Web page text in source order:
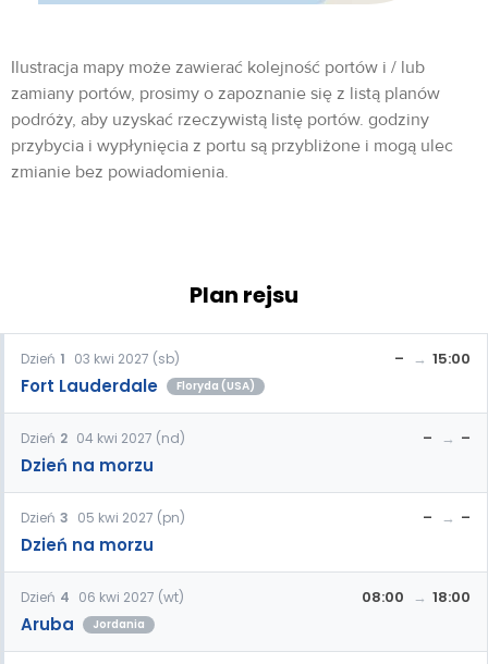
Ilustracja mapy może zawierać kolejność portów i / lub
zamiany portów, prosimy o zapoznanie się z listą planów
podróży, aby uzyskać rzeczywistą listę portów. godziny
przybycia i wypłynięcia z portu są przybliżone i mogą ulec
zmianie bez powiadomienia.
Plan rejsu
Dzień 1 03 kwi 2027 (sb)
Fort Lauderdale Floryda (USA)
– 15:00
Dzień 2 04 kwi 2027 (nd)
Dzień na morzu
– –
Dzień 3 05 kwi 2027 (pn)
Dzień na morzu
– –
Dzień 4 06 kwi 2027 (wt)
Aruba Jordania
08:00 18:00